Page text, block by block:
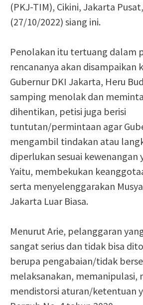
(PKJ-TIM), Cikini, Jakarta
(27/10/2022) siang ini.
Penolakan itu tertuang dalam
rencananya akan disampaikan
Gubernur DKI Jakarta, Heru
samping menolak dan
dihentikan, petisi juga berisi
tuntutan/permintaan agar
mengambil tindakan atau
diperlukan sesuai kewenangan
Yaitu, membekukan
serta menyelenggarakan
Jakarta Luar Biasa.
Menurut Arie, pelanggaran
sangat serius dan tidak bisa
berupa pengabaian/tidak
melaksanakan, memanipulasi,
mendistorsi aturan/ketentuan